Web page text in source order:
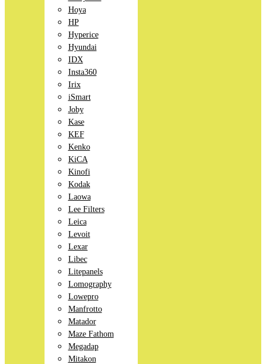
Hoya
HP
Hyperice
Hyundai
IDX
Insta360
Irix
iSmart
Joby
Kase
KEF
Kenko
KiCA
Kinofi
Kodak
Laowa
Lee Filters
Leica
Levoit
Lexar
Libec
Litepanels
Lomography
Lowepro
Manfrotto
Matador
Maze Fathom
Megadap
Mitakon